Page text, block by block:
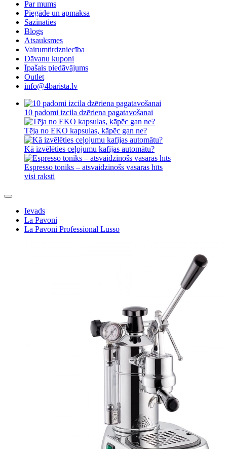
Par mums
Piegāde un apmaksa
Sazināties
Blogs
Atsauksmes
Vairumtirdzniecība
Dāvanu kuponi
Īpašais piedāvājums
Outlet
info@4barista.lv
10 padomi izcila dzēriena pagatavošanai
Tēja no EKO kapsulas, kāpēc gan ne?
Kā izvēlēties ceļojumu kafijas automātu?
Espresso toniks – atsvaidzinošs vasaras hīts
visi raksti
Ievads
La Pavoni
La Pavoni Professional Lusso